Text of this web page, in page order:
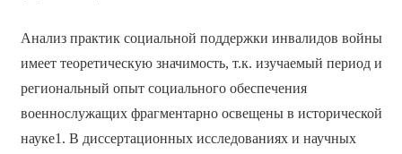
Анализ практик социальной поддержки инвалидов войны
имеет теоретическую значимость, т.к. изучаемый период и
региональный опыт социального обеспечения
военнослужащих фрагментарно освещены в исторической
науке1. В диссертационных исследованиях и научных